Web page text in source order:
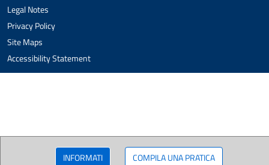
INFORMATI COMPILA UNA PRATICA
Legal Notes
Privacy Policy
Site Maps
Accessibility Statement